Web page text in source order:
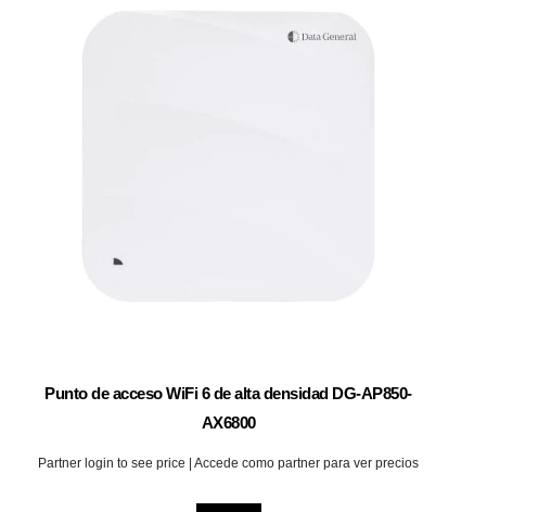
Punto de acceso WiFi 6 de alta densidad DG-AP850-
AX6800
Partner login to see price | Accede como partner para ver precios